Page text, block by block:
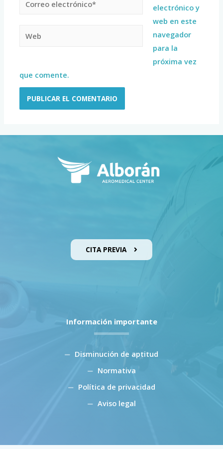
electrónico y
web en este
navegador
para la
próxima vez
que comente.
CITA PREVIA
Información importante
Disminución de aptitud
Normativa
Política de privacidad
Aviso legal